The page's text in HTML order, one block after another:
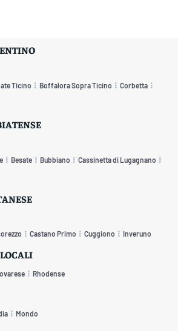
Ticino Boffalora Sopra Ticino Corbetta
Besate Bubbiano Cassinetta di Lugagnano
Castano Primo Cuggiono Inveruno
Rhodense
Mondo